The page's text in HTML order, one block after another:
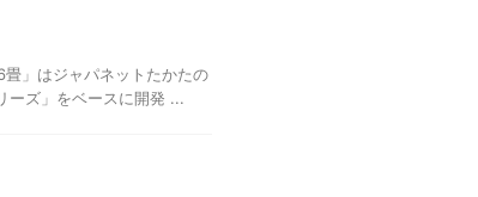
」はジャパネットたかたの
ーズ」をベースに開発 ...